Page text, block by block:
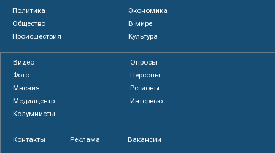
Политика
Экономика
Общество
В мире
Происшествия
Культура
Видео
Опросы
Фото
Персоны
Мнения
Регионы
Медиацентр
Интервью
Колумнисты
Контакты Реклама Вакансии